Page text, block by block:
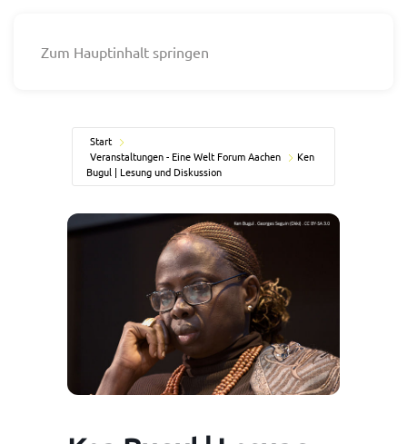
Zum Hauptinhalt springen
Start
Veranstaltungen - Eine Welt Forum Aachen
Ken
Bugul | Lesung und Diskussion